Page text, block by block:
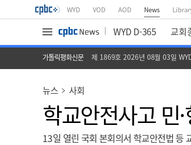
WYD VOD AOD News
WYD D-365 교회
가톨릭평화신문 제 1869호 2026년 08월 03일
뉴스 사회
학교안전사고 민
13일 열린 국회 본회의서 학교안전법 등